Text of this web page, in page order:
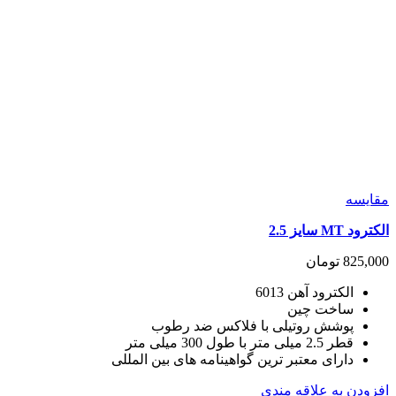
مقايسه
الکترود MT سایز 2.5
825,000 تومان
الکترود آهن 6013
ساخت چین
پوشش روتیلی با فلاکس ضد رطوب
قطر 2.5 میلی متر با طول 300 میلی متر
دارای معتبر ترین گواهینامه های بین المللی
افزودن به علاقه مندی